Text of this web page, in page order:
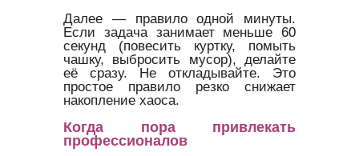
Далее — правило одной минуты.
Если задача занимает меньше 60
секунд (повесить куртку, помыть
чашку, выбросить мусор), делайте
её сразу. Не откладывайте. Это
простое правило резко снижает
накопление хаоса.
Когда пора привлекать
профессионалов